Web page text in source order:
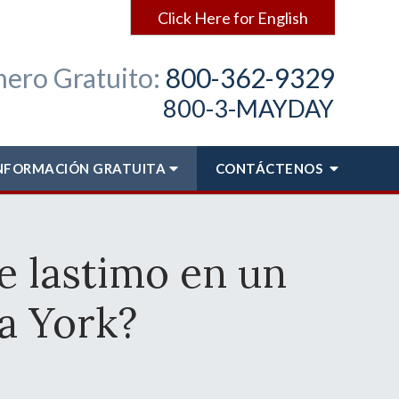
Click Here for English
Gratuito: 800-362-9329
800-3-MAYDAY
GRATUITA CONTÁCTENOS
lastimo en un
York?